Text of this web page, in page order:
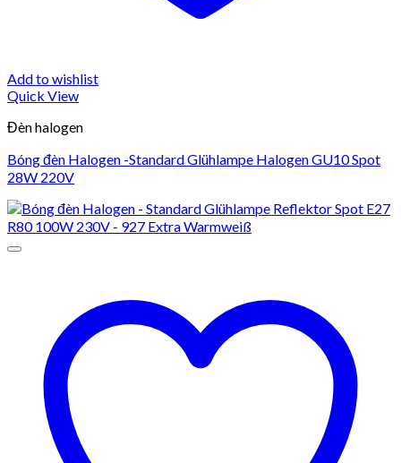
Add to wishlist
Quick View
Đèn halogen
Bóng đèn Halogen -Standard Glühlampe Halogen GU10 Spot
28W 220V